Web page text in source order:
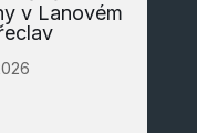
v Lanovém